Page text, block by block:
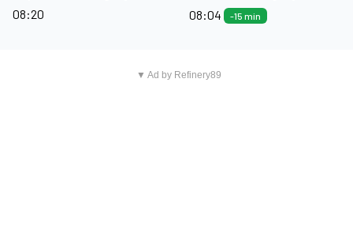
08:20
08:04
-15 min
▼ Ad by Refinery89